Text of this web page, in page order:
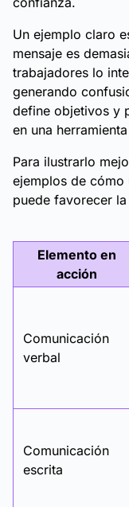
Un ejemplo claro
mensaje es
trabajadores lo
generando
define objetivos y
en una
Para ilustrarlo
ejemplos de cómo
puede favorecer
Elemento en
acción
Comunicación
verbal
Comunicación
escrita